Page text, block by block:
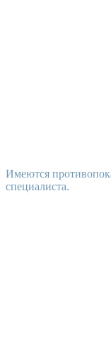
Имеются
специалиста.